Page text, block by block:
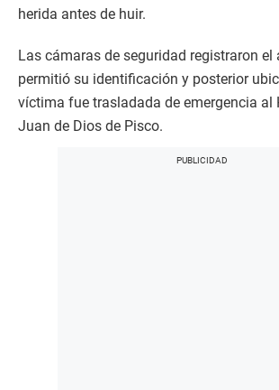
herida antes de huir.
Las cámaras de seguridad registraron el
permitió su identificación y posterior
víctima fue trasladada de emergencia al
Juan de Dios de Pisco.